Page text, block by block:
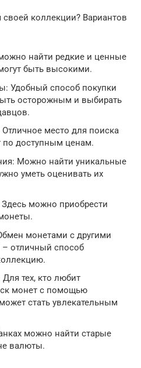
коллекции? Вариантов
найти редкие и ценные
быть высокими.
Удобный способ покупки
осторожным и выбирать
место для поиска
по доступным ценам.
Можно найти уникальные
уметь оценивать их
можно приобрести
монетами с другими
отличный способ
тех, кто любит
монет с помощью
стать увлекательным
можно найти старые
валюты.